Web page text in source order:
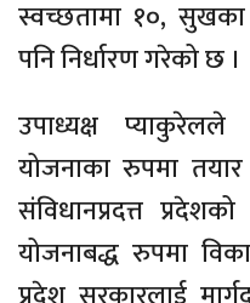
स्वच्छतामा १०,
पनि निर्धारण गरेको छ ।
उपाध्यक्ष
योजनाका रुपमा
संविधानप्रदत्त
योजनाबद्ध रुपमा